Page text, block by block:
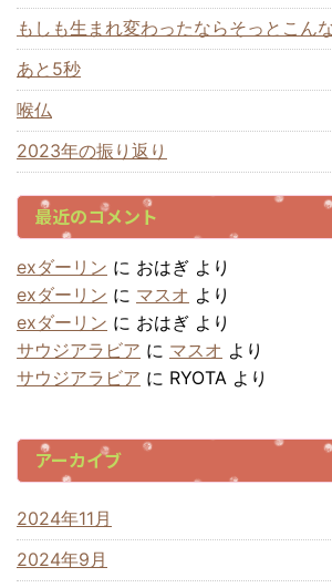
もしも生まれ変わったならそっとこん
あと5秒
喉仏
2023年の振り返り
最近のコメント
exダーリン に おはぎ より
exダーリン に マスオ より
exダーリン に おはぎ より
サウジアラビア に マスオ より
サウジアラビア に RYOTA より
アーカイブ
2024年11月
2024年9月